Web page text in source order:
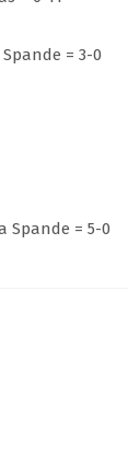
= 3-0
Spande = 5-0